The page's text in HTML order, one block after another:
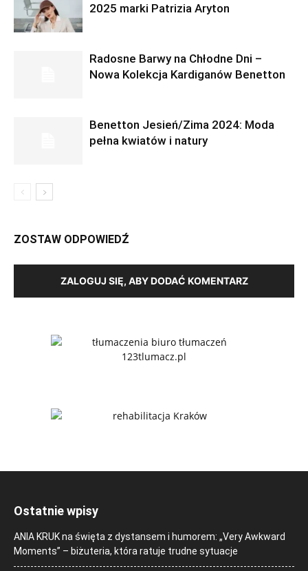
2025 marki Patrizia Aryton
Radosne Barwy na Chłodne Dni –
Nowa Kolekcja Kardiganów Benetton
Benetton Jesień/Zima 2024: Moda
pełna kwiatów i natury
ZOSTAW ODPOWIEDŹ
ZALOGUJ SIĘ, ABY DODAĆ KOMENTARZ
Ostatnie wpisy
ANIA KRUK na święta z dystansem i humorem: „Very Awkward
Moments” – biżuteria, która ratuje trudne sytuacje